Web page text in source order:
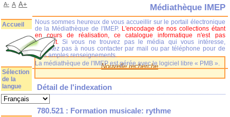
Nouvelle recherche
Détail de l'indexation
780.521 : Formation musicale: rythme
Médiathèque IMEP
Nous sommes heureux de vous accueillir sur le portail électronique
de la Médiathèque de l'IMEP. L'encodage de nos collections étant
en cours de réalisation, ce catalogue informatique n'est pas
complet.
Si vous ne trouvez pas le média qui vous intéresse,
n'hésitez pas à nous contacter par mail ou par téléphone pour de
plus amples renseignements.
La médiathèque de l'IMEP est gérée avec le logiciel libre « PMB ».
A- A A+
Accueil
Sélection
de la
langue